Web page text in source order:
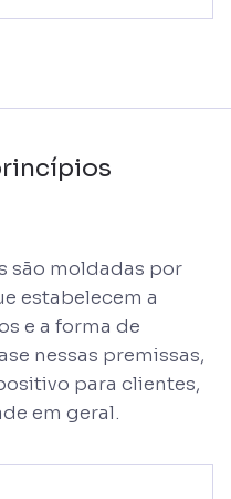
são moldadas por
estabelecem a
e a forma de
nessas premissas,
para clientes,
em geral.